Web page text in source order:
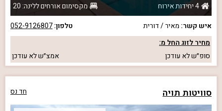
4 יחידות אירוח
מקסימום אורחים ללינה: 20
איש קשר: מאיר / דורית טלפון:052-9126807
מחיר לזוג החל מ:
סופ״שלא עודכן אמצ״שלא עודכן
סוויטות תויה חד נס